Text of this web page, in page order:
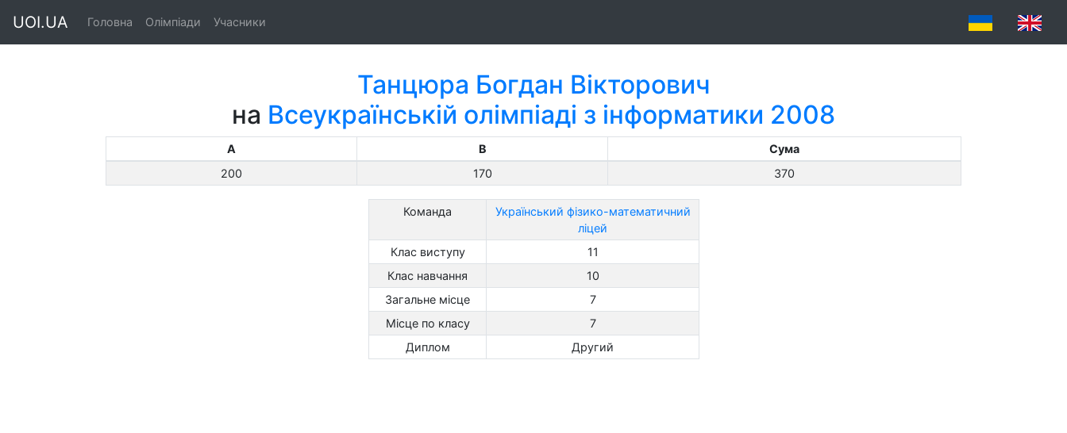
UOI.UA Головна Олімпіади Учасники
Танцюра Богдан Вікторович
на Всеукраїнській олімпіаді з інформатики 2008
A B
Сума
200
170 370
Команда
Український фізико-математичний
ліцей
Клас виступу
11
Клас навчання
10
Загальне місце
7
Місце по класу
7
Диплом
Другий